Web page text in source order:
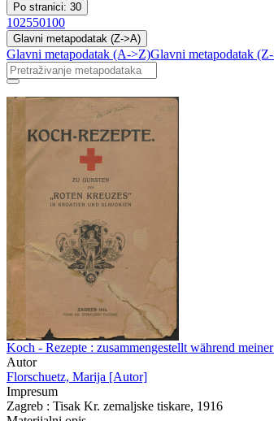
Po stranici: 30
102550100
Glavni metapodatak (Z->A)
Glavni metapodatak (A->Z)Glavni metapodatak
Koch - Rezepte : zusammengestellt während
Autor
Florschuetz, Marija [Autor]
Impresum
Zagreb : Tisak Kr. zemaljske tiskare, 1916